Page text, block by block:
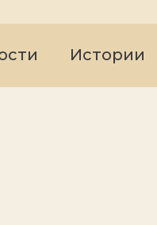
Истории